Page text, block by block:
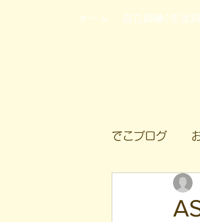
ホーム 自立訓練(生活
でこブログ